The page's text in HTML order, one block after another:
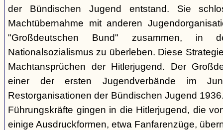
der Bündischen Jugend entstand. Sie
Machtübernahme mit anderen
"Großdeutschen Bund" zusammen,
Nationalsozialismus zu überleben. Diese
Machtansprüchen der Hitlerjugend. Der
einer der ersten Jugendverbände im
Restorganisationen der Bündischen Jugend
Führungskräfte gingen in die Hitlerjugend, die
einige Ausdruckformen, etwa Fanfarenzüge,